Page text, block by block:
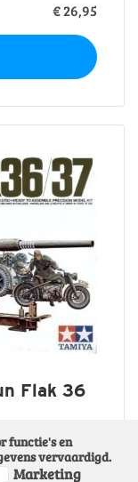
€ 26,95
Flak 36
functie's en
vervaardigd.
Marketing